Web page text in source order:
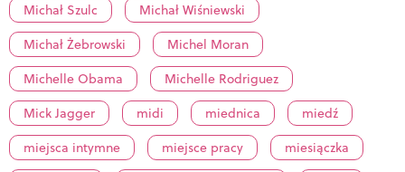
Michał Szulc
Michał Wiśniewski
Michał Żebrowski
Michel Moran
Michelle Obama
Michelle Rodriguez
Mick Jagger
midi miednica
miedź
miejsca intymne
miejsce pracy
miesiączka